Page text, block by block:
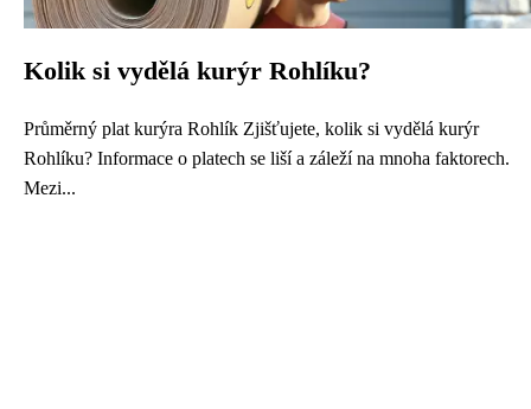
Kolik si vydělá kurýr Rohlíku?
Průměrný plat kurýra Rohlík Zjišťujete, kolik si vydělá kurýr
Rohlíku? Informace o platech se liší a záleží na mnoha faktorech.
Mezi...